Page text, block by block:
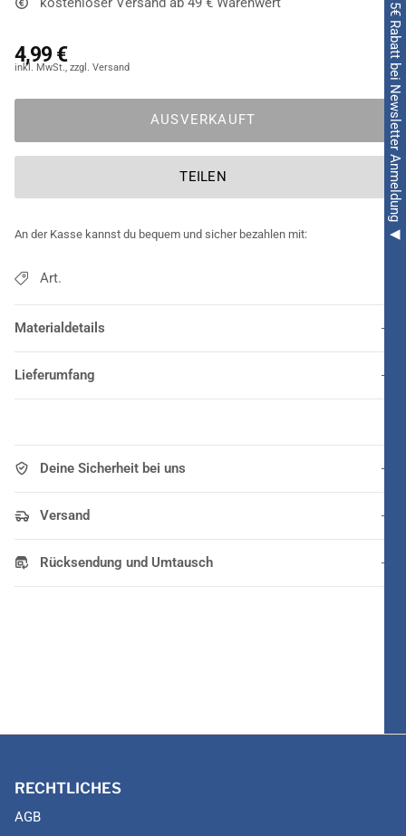
◀ 5€ Rabatt bei Newsletter Anmeldung ◀
Set!
4,99 €
AUSVERKAUFT
TEILEN
An der Kasse kannst du bequem und sicher bezahlen mit:
Art.
Materialdetails
Lieferumfang
Deine Sicherheit bei uns
Versand
Rücksendung und Umtausch
RECHTLICHES
AGB